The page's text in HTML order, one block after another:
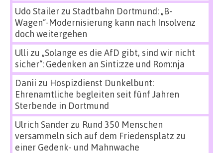
Udo Stailerzu Stadtbahn Dortmund: „B-
Wagen“-Modernisierung kann nach Insolvenz
doch weitergehen
Ulli zu „Solange es die AfD gibt, sind wir nicht
sicher“: Gedenken an Sinti:zze und Rom:nja
Danii zu Hospizdienst Dunkelbunt:
Ehrenamtliche begleiten seit fünf Jahren
Sterbende in Dortmund
Ulrich Sanderzu Rund 350 Menschen
versammeln sich auf dem Friedensplatz zu
einer Gedenk- und Mahnwache